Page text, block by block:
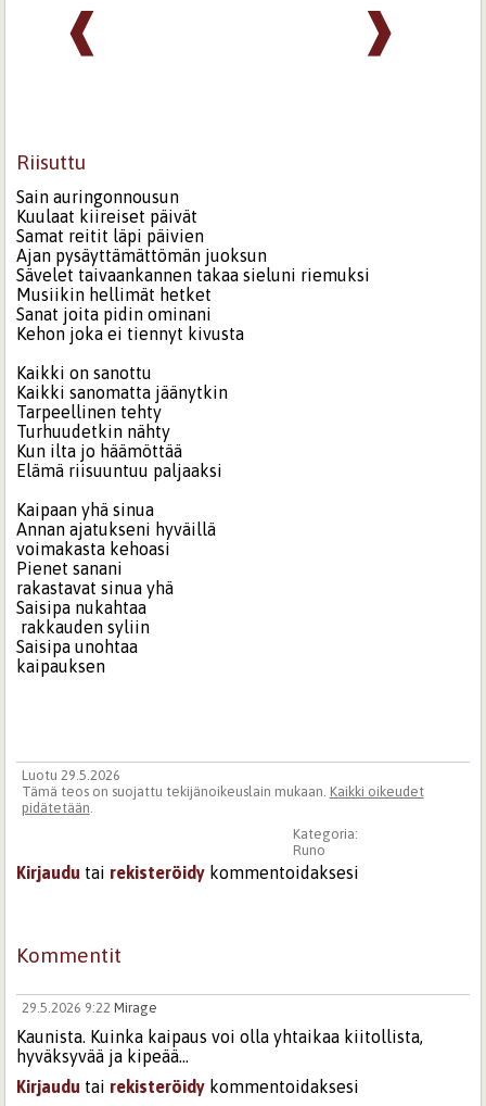
❱
❰
Riisuttu
Sain auringonnousun
Kuulaat kiireiset päivät
Samat reitit läpi päivien
Ajan pysäyttämättömän juoksun
Sävelet taivaankannen takaa sieluni riemuksi
Musiikin hellimät hetket
Sanat joita pidin ominani
Kehon joka ei tiennyt kivusta
Kaikki on sanottu
Kaikki sanomatta jäänytkin
Tarpeellinen tehty
Turhuudetkin nähty
Kun ilta jo häämöttää
Elämä riisuuntuu paljaaksi
Kaipaan yhä sinua
Annan ajatukseni hyväillä
voimakasta kehoasi
Pienet sanani
rakastavat sinua yhä
Saisipa nukahtaa
rakkauden syliin
Saisipa unohtaa
kaipauksen
Luotu 29.5.2026
Tämä teos on suojattu tekijänoikeuslain mukaan. Kaikki oikeudet
pidätetään.
Kategoria:
Runo
Kirjaudu tai rekisteröidy kommentoidaksesi
Kommentit
29.5.2026 9:22 Mirage
Kaunista. Kuinka kaipaus voi olla yhtaikaa kiitollista,
hyväksyvää ja kipeää...
Kirjaudu tai rekisteröidy kommentoidaksesi